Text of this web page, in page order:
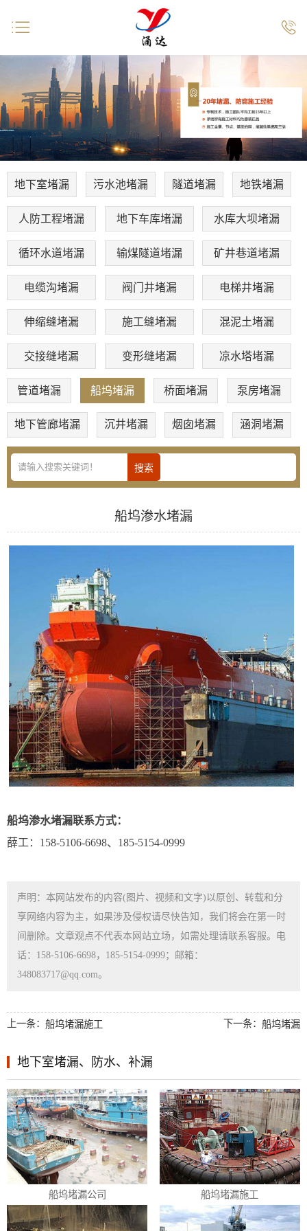
地下室堵漏 污水池堵漏 隧道堵漏 地铁堵漏
人防工程堵漏 地下车库堵漏 水库大坝堵漏
循环水道堵漏 输煤隧道堵漏 矿井巷道堵漏
电缆沟堵漏 阀门井堵漏 电梯井堵漏
伸缩缝堵漏 施工缝堵漏 混泥土堵漏
交接缝堵漏 变形缝堵漏 凉水塔堵漏
管道堵漏 船坞堵漏 桥面堵漏 泵房堵漏
地下管廊堵漏 沉井堵漏 烟囱堵漏 涵洞堵漏
船坞渗水堵漏
船坞渗水堵漏联系方式：
薛工：158-5106-6698、185-5154-0999
声明：本网站发布的内容(图片、视频和文字)以原创、转载和分
享网络内容为主，如果涉及侵权请尽快告知，我们将会在第一时
间删除。文章观点不代表本网站立场，如需处理请联系客服。电
话：158-5106-6698，185-5154-0999；邮箱：
348083717@qq.com。
上一条： 船坞堵漏施工 下一条： 船坞堵漏
地下室堵漏、防水、补漏
船坞堵漏公司 船坞堵漏施工
 